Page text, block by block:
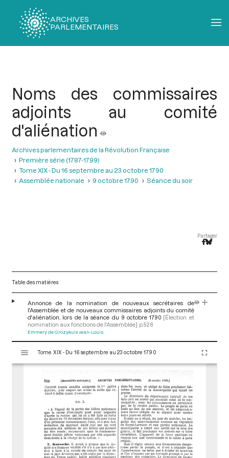
ARCHIVES
PARLEMENTAIRES
Noms des commissaires
adjoints au comité
d'aliénation
Archives parlementaires de la Révolution Française
Première série (1787-1799)
Tome XIX - Du 16 septembre au 23 octobre 1790
Assemblée nationale
9 octobre 1790 Séance du soir
Partager
Table des matières
Annonce de la nomination de nouveaux secrétaires de
l'Assemblée et de nouveaux commissaires adjoints du comité
d'aliénation, lors de la séance du 9 octobre 1790 [Élection et
nomination aux fonctions de l'Assemblée] p.528
Emmery de Grozyeulx Jean-Louis
s
Tome XIX - Du 16 septembre au 23 octobre 1790